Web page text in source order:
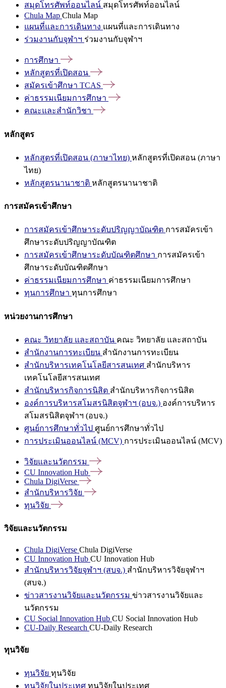
สมุดโทรศัพท์ออนไลน์ สมุดโทรศัพท์ออนไลน์
Chula Map Chula Map
แผนที่และการเดินทาง แผนที่และการเดินทาง
ร่วมงานกับจุฬาฯ ร่วมงานกับจุฬาฯ
การศึกษา
หลักสูตรที่เปิดสอน
สมัครเข้าศึกษา TCAS
ค่าธรรมเนียมการศึกษา
คณะและสำนักวิชา
หลักสูตร
หลักสูตรที่เปิดสอน (ภาษาไทย) หลักสูตรที่เปิดสอน (ภาษา
ไทย)
หลักสูตรนานาชาติ หลักสูตรนานาชาติ
การสมัครเข้าศึกษา
การสมัครเข้าศึกษาระดับปริญญาบัณฑิต การสมัครเข้า
ศึกษาระดับปริญญาบัณฑิต
การสมัครเข้าศึกษาระดับบัณฑิตศึกษา การสมัครเข้า
ศึกษาระดับบัณฑิตศึกษา
ค่าธรรมเนียมการศึกษา ค่าธรรมเนียมการศึกษา
ทุนการศึกษา ทุนการศึกษา
หน่วยงานการศึกษา
คณะ วิทยาลัย และสถาบัน คณะ วิทยาลัย และสถาบัน
สำนักงานการทะเบียน สำนักงานการทะเบียน
สำนักบริหารเทคโนโลยีสารสนเทศ สำนักบริหาร
เทคโนโลยีสารสนเทศ
สำนักบริหารกิจการนิสิต สำนักบริหารกิจการนิสิต
องค์การบริหารสโมสรนิสิตจุฬาฯ (อบจ.) องค์การบริหาร
สโมสรนิสิตจุฬาฯ (อบจ.)
ศูนย์การศึกษาทั่วไป ศูนย์การศึกษาทั่วไป
การประเมินออนไลน์ (MCV) การประเมินออนไลน์ (MCV)
วิจัยและนวัตกรรม
CU Innovation Hub
Chula DigiVerse
สำนักบริหารวิจัย
ทุนวิจัย
วิจัยและนวัตกรรม
Chula DigiVerse Chula DigiVerse
CU Innovation Hub CU Innovation Hub
สำนักบริหารวิจัยจุฬาฯ (สบจ.) สำนักบริหารวิจัยจุฬาฯ
(สบจ.)
ข่าวสารงานวิจัยและนวัตกรรม ข่าวสารงานวิจัยและ
นวัตกรรม
CU Social Innovation Hub CU Social Innovation Hub
CU-Daily Research CU-Daily Research
ทุนวิจัย
ทุนวิจัย ทุนวิจัย
ทุนวิจัยในประเทศ ทุนวิจัยในประเทศ